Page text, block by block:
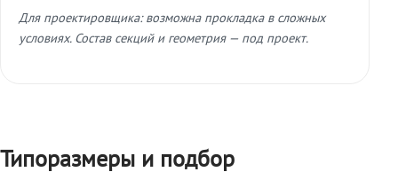
Для проектировщика: возможна прокладка в сложных
условиях. Состав секций и геометрия — под проект.
Типоразмеры и подбор